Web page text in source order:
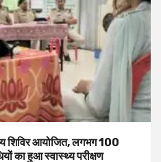
शिविर आयोजित, लगभग 100
का हुआ स्वास्थ्य परीक्षण